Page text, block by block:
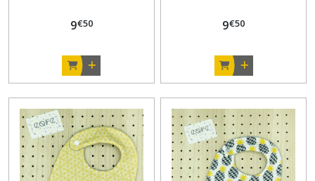
9€50 9€50